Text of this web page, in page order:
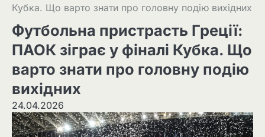
Кубка. Що варто знати про головну подію вихідних
Футбольна пристрасть Греції:
ПАОК зіграє у фіналі Кубка. Що
варто знати про головну подію
вихідних
24.04.2026